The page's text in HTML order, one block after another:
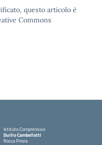
questo articolo è
Commons
Istituto Comprensivo
Duilio Cambellotti
Rocca Priora